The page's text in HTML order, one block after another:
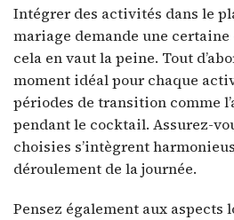
Intégrer des activités dans le
mariage demande une
cela en vaut la peine. Tout
moment idéal pour chaque
périodes de transition comme
pendant le cocktail. Assurez-
choisies s’intègrent
déroulement de la journée.
Pensez également aux aspects